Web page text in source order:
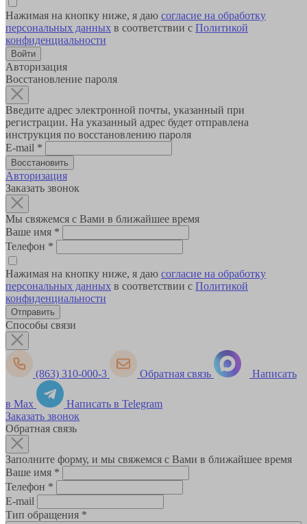
Нажимая на кнопку ниже, я даю согласие на обработку
персональных данных в соответствии с Политикой
конфиденциальности
Авторизация
Восстановление пароля
Введите адрес электронной почты, указанный при
регистрации. На указанный адрес будет отправлена
инструкция по восстановлению пароля
E-mail *
Авторизация
Заказать звонок
Мы свяжемся с Вами в ближайшее время
Ваше имя *
Телефон *
Нажимая на кнопку ниже, я даю согласие на обработку
персональных данных в соответствии с Политикой
конфиденциальности
Способы связи
(863) 310-000-3 Обратная связь Написать
в Max
Написать в Telegram
Заказать звонок
Обратная связь
Заполните форму, и мы свяжемся с Вами в ближайшее время
Ваше имя *
Телефон *
E-mail
Тип обращения *